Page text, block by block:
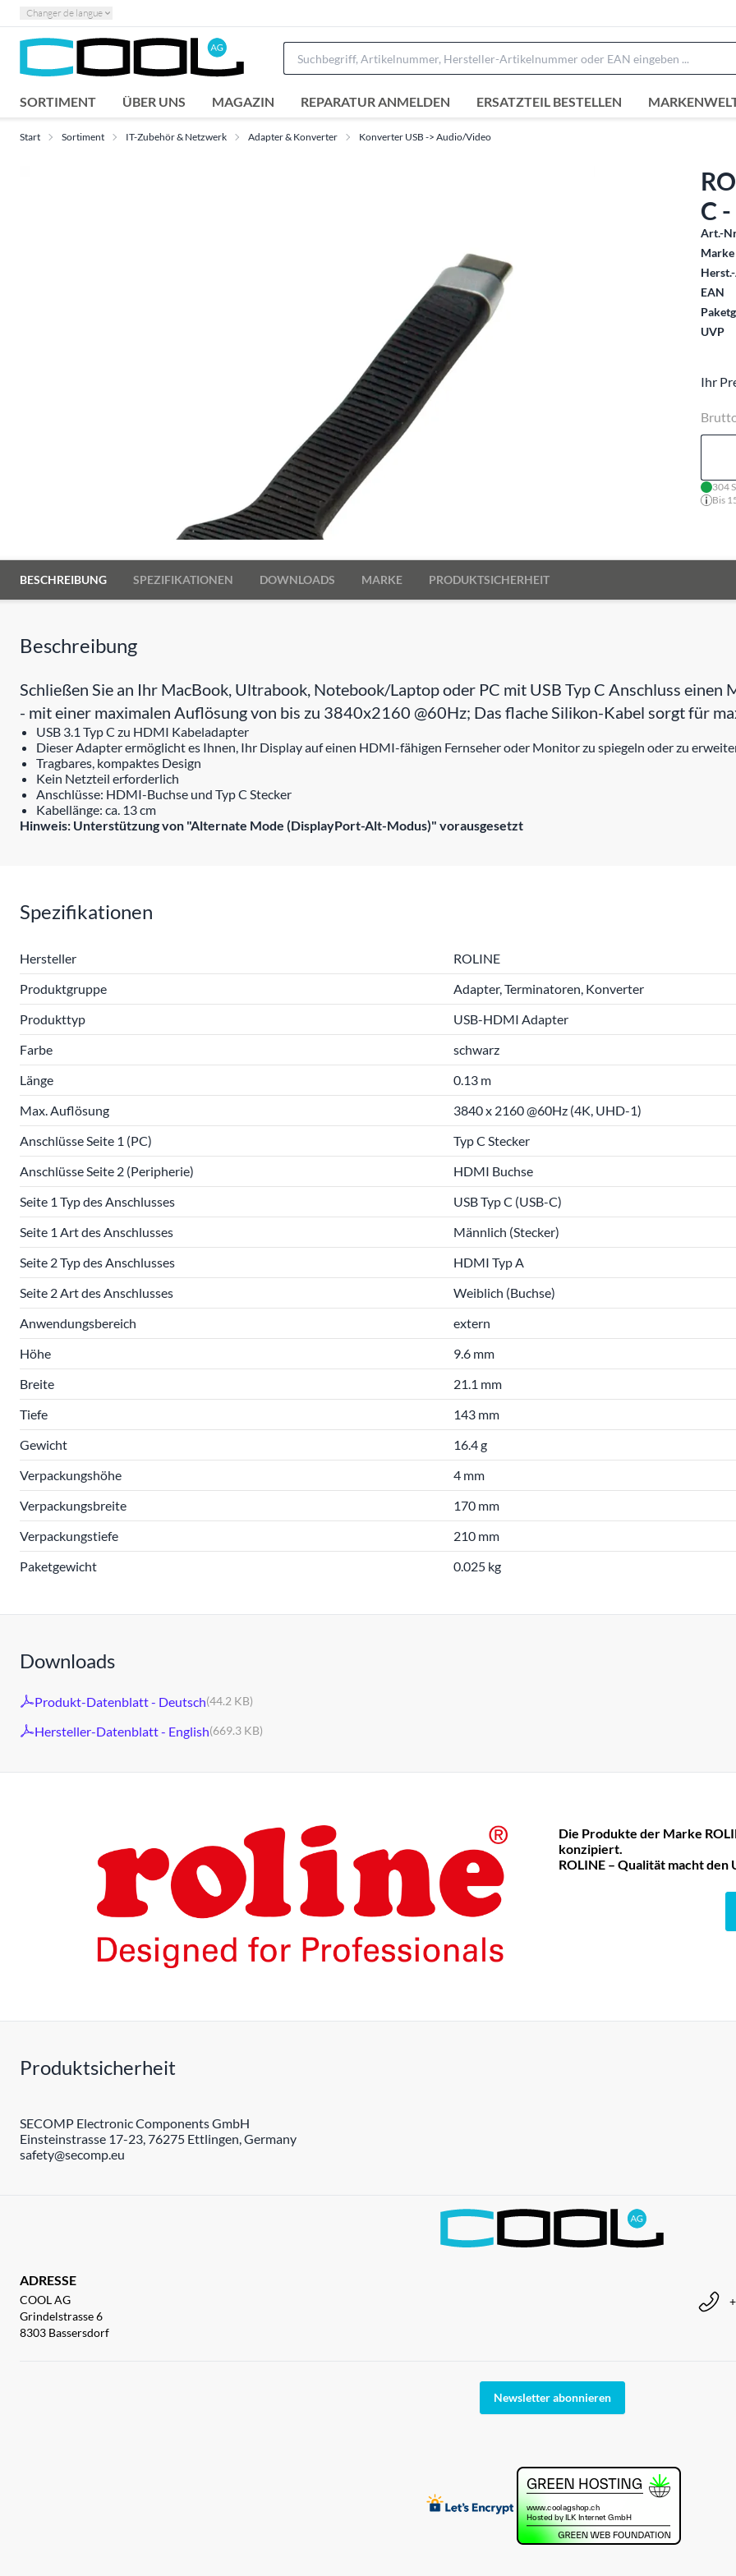
Changer de langue
SORTIMENT ÜBER UNS MAGAZIN REPARATUR ANMELDEN ERSATZTEIL BESTELLEN
Start Sortiment IT-Zubehör & Netzwerk Adapter & Konverter Konverter USB -> Audio/Video
C
Art.-
EAN
UVP
Ihr
304
Bis
BESCHREIBUNG SPEZIFIKATIONEN DOWNLOADS MARKE PRODUKTSICHERHEIT
Beschreibung
Schließen Sie an Ihr MacBook, Ultrabook, Notebook/Laptop oder PC mit USB Typ C Anschluss
- mit einer maximalen Auflösung von bis zu 3840x2160 @60Hz; Das flache Silikon-Kabel sorgt für
USB 3.1 Typ C zu HDMI Kabeladapter
Dieser Adapter ermöglicht es Ihnen, Ihr Display auf einen HDMI-fähigen Fernseher oder Monitor zu spiegeln oder zu
Tragbares, kompaktes Design
Kein Netzteil erforderlich
Anschlüsse: HDMI-Buchse und Typ C Stecker
Kabellänge: ca. 13 cm
Hinweis: Unterstützung von "Alternate Mode (DisplayPort-Alt-Modus)" vorausgesetzt
Spezifikationen
Hersteller
ROLINE
Produktgruppe
Adapter, Terminatoren, Konverter
Produkttyp
USB-HDMI Adapter
Farbe
schwarz
Länge
0.13 m
Max. Auflösung
3840 x 2160 @60Hz (4K, UHD-1)
Anschlüsse Seite 1 (PC)
Typ C Stecker
Anschlüsse Seite 2 (Peripherie)
HDMI Buchse
Seite 1 Typ des Anschlusses
USB Typ C (USB-C)
Seite 1 Art des Anschlusses
Männlich (Stecker)
Seite 2 Typ des Anschlusses
HDMI Typ A
Seite 2 Art des Anschlusses
Weiblich (Buchse)
Anwendungsbereich
extern
Höhe
9.6 mm
Breite
21.1 mm
Tiefe
143 mm
Gewicht
16.4 g
Verpackungshöhe
4 mm
Verpackungsbreite
170 mm
Verpackungstiefe
210 mm
Paketgewicht
0.025 kg
Downloads
Produkt-Datenblatt - Deutsch(44.2 KB)
Hersteller-Datenblatt - English(669.3 KB)
Die Produkte der Marke
konzipiert.
ROLINE – Qualität macht den
Produktsicherheit
SECOMP Electronic Components GmbH
Einsteinstrasse 17-23, 76275 Ettlingen, Germany
safety@secomp.eu
ADRESSE
COOL AG
Grindelstrasse 6
8303 Bassersdorf
Newsletter abonnieren